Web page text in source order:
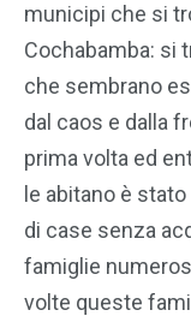
municipi che si
Cochabamba: si
che sembrano
dal caos e dalla
prima volta ed
le abitano è
di case senza
famiglie
volte queste